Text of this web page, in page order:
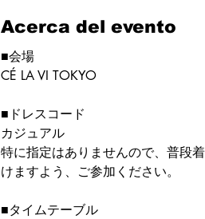
Acerca del evento
■会場
CÉ LA VI TOKYO
■ドレスコード
カジュアル
特に指定はありませんので、普段
けますよう、ご参加ください。
■タイムテーブル